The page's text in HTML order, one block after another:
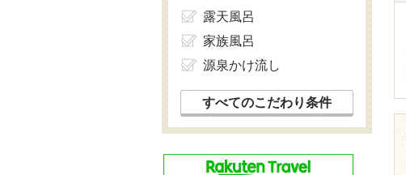
露天風呂
家族風呂
源泉かけ流し
すべてのこだわり条件